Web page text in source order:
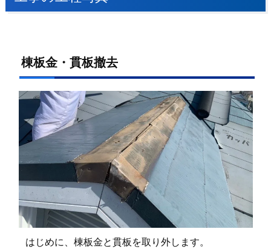
棟板金・貫板撤去
はじめに、棟板金と貫板を取り外します。